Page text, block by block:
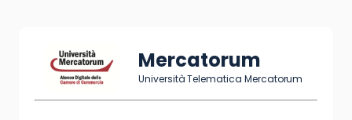
Mercatorum
Università Telematica Mercatorum